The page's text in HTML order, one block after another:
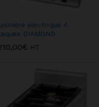
électrique 4
DIAMOND
€ HT